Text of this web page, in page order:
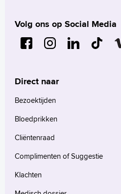
English
Polski
Türkçe
Arabisch
Volg ons op Social Media
Direct naar
Bezoektijden
Bloedprikken
Cliëntenraad
Complimenten of Suggestie
Klachten